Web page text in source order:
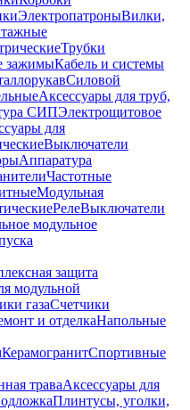
ЭлектропатроныВилки,
Трубки
зажимыКабель и системы
Силовой
Аксессуары для труб,
СИПЭлектрощитовое
для
Выключатели
Аппаратура
Частотные
Модульная
РелеВыключатели
модульное
защита
модульной
газаСчетчики
и отделкаНапольные
КерамогранитСпортивные
траваАксессуары для
Плинтусы, уголки,